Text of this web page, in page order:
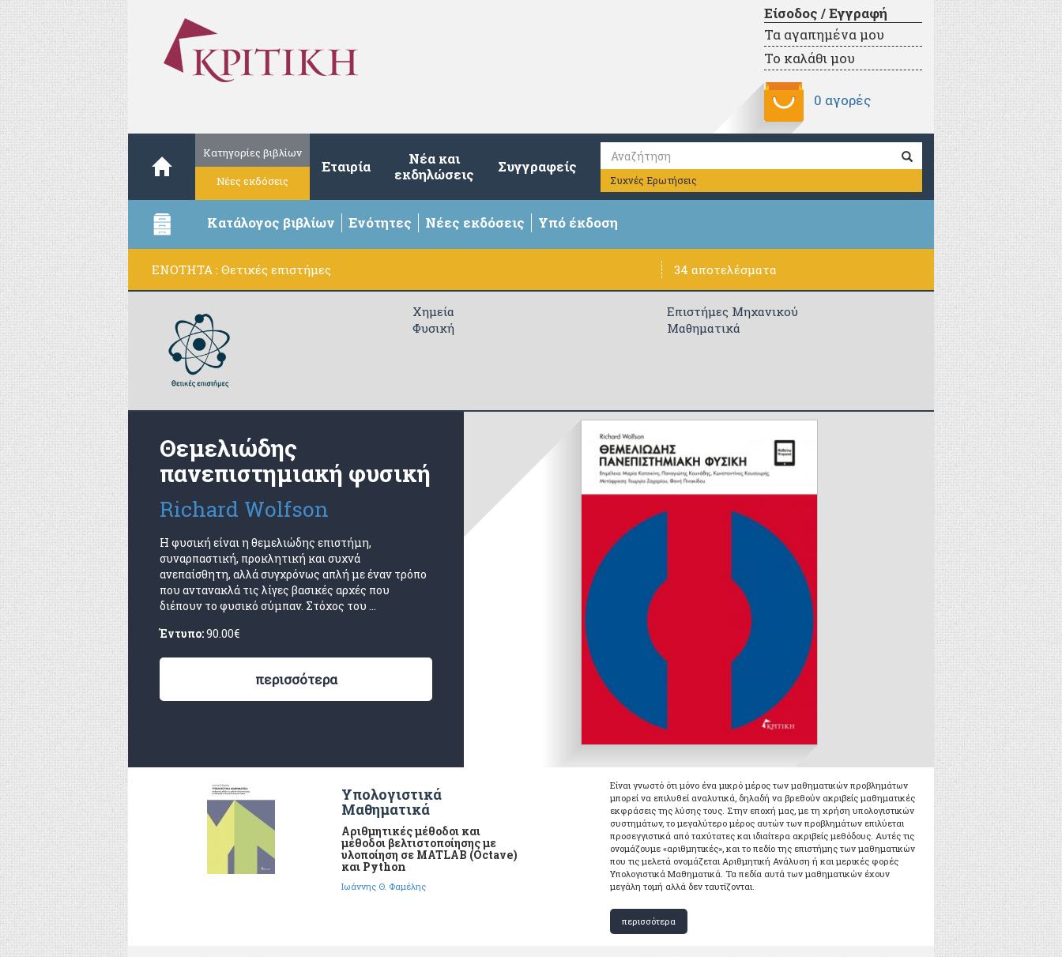
Είσοδος / Εγγραφή
Τα αγαπημένα μου
Το καλάθι μου
0 αγορές
Κατηγορίες βιβλίων
Νέες εκδόσεις
Εταιρία
Νέα και
εκδηλώσεις
Συγγραφείς
Συχνές Ερωτήσεις
Κατάλογος βιβλίων Ενότητες Νέες εκδόσεις Υπό έκδοση
ΕΝΟΤΗΤΑ : Θετικές επιστήμες 34 αποτελέσματα
Χημεία
Φυσική
Επιστήμες Μηχανικού
Μαθηματικά
Θεμελιώδης
πανεπιστημιακή φυσική
Richard Wolfson
Η φυσική είναι η θεμελιώδης επιστήμη,
συναρπαστική, προκλητική και συχνά
ανεπαίσθητη, αλλά συγχρόνως απλή με έναν τρόπο
που αντανακλά τις λίγες βασικές αρχές που
διέπουν το φυσικό σύμπαν. Στόχος του ...
Έντυπο:90.00€
περισσότερα
Υπολογιστικά
Μαθηματικά
Αριθμητικές μέθοδοι και
μέθοδοι βελτιστοποίησης με
υλοποίηση σε MATLAB (Octave)
και Python
Ιωάννης Θ. Φαμέλης
Είναι γνωστό ότι μόνο ένα μικρό μέρος των μαθηματικών προβλημάτων
μπορεί να επιλυθεί αναλυτικά, δηλαδή να βρεθούν ακριβείς μαθηματικές
εκφράσεις της λύσης τους. Στην εποχή μας, με τη χρήση υπολογιστικών
συστημάτων, το μεγαλύτερο μέρος αυτών των προβλημάτων επιλύεται
προσεγγιστικά από ταχύτατες και ιδιαίτερα ακριβείς μεθόδους. Αυτές τις
ονομάζουμε «αριθμητικές», και το πεδίο της επιστήμης των μαθηματικών
που τις μελετά ονομάζεται Αριθμητική Ανάλυση ή και μερικές φορές
Υπολογιστικά Μαθηματικά. Τα πεδία αυτά των μαθηματικών έχουν
μεγάλη τομή αλλά δεν ταυτίζονται.
περισσότερα